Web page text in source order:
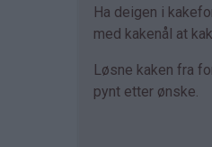
Ha deigen i
med kakenål at
Løsne kaken fra
pynt etter ønske.